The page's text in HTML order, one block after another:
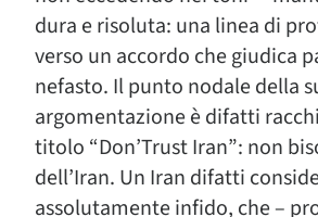
dura e risoluta: una linea di
verso un accordo che giudica
nefasto. Il punto nodale della
argomentazione è difatti
titolo “Don’Trust Iran”: non
dell’Iran. Un Iran difatti
assolutamente infido, che –